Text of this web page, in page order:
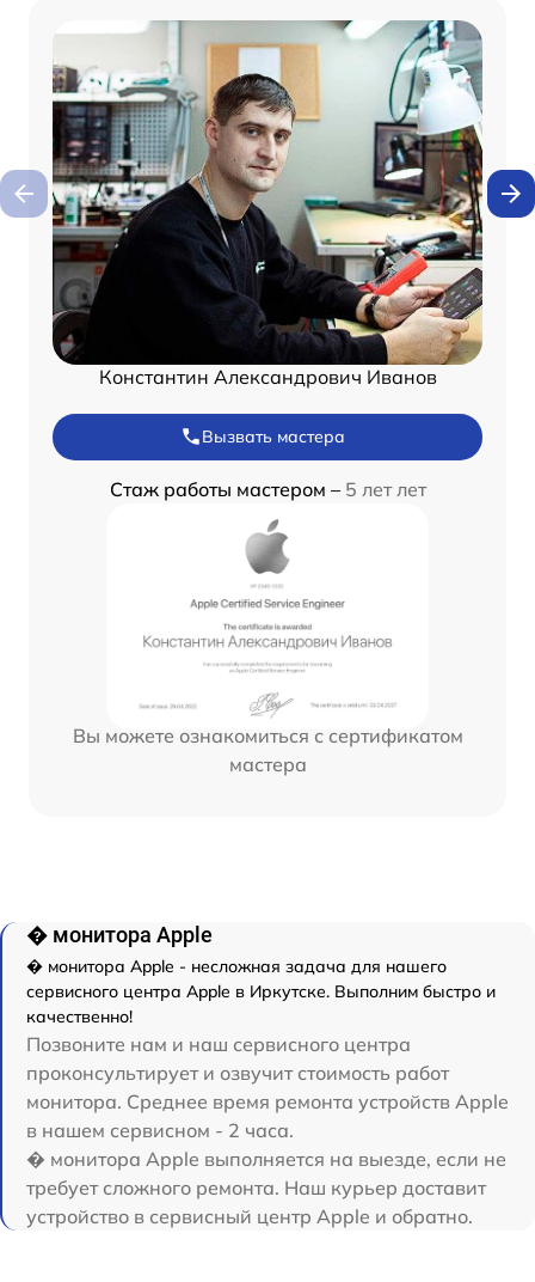
Константин Александрович Иванов
Вызвать мастера
Стаж работы мастером – 5 лет лет
Вы можете ознакомиться с сертификатом
мастера
� монитора Apple
� монитора Apple - несложная задача для нашего
сервисного центра Apple в Иркутске. Выполним быстро и
качественно!
Позвоните нам и наш сервисного центра
проконсультирует и озвучит стоимость работ
монитора. Среднее время ремонта устройств Apple
в нашем сервисном - 2 часа.
� монитора Apple выполняется на выезде, если не
требует сложного ремонта. Наш курьер доставит
устройство в сервисный центр Apple и обратно.